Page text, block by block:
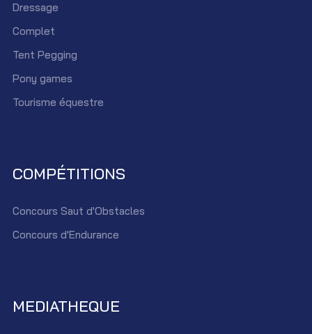
Dressage
Complet
Tent Pegging
Pony games
Tourisme équestre
COMPÉTITIONS
Concours Saut d'Obstacles
Concours d'Endurance
MEDIATHEQUE